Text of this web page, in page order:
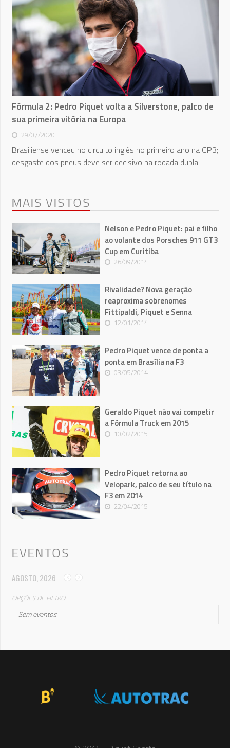
Fórmula 2: Pedro Piquet volta a Silverstone, palco de
sua primeira vitória na Europa
29/07/2020
Brasiliense venceu no circuito inglês no primeiro ano na GP3;
desgaste dos pneus deve ser decisivo na rodada dupla
MAIS VISTOS
Nelson e Pedro Piquet: pai e filho
ao volante dos Porsches 911 GT3
Cup em Curitiba
26/09/2014
Rivalidade? Nova geração
reaproxima sobrenomes
Fittipaldi, Piquet e Senna
12/01/2014
Pedro Piquet vence de ponta a
ponta em Brasília na F3
03/05/2014
Geraldo Piquet não vai competir
a Fórmula Truck em 2015
10/02/2015
Pedro Piquet retorna ao
Velopark, palco de seu título na
F3 em 2014
22/04/2015
EVENTOS
AGOSTO, 2026
OPÇÕES DE FILTRO
Sem eventos